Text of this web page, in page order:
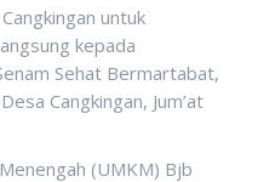
untuk
kepada
Sehat Bermartabat,
Cangkingan, Jum’at
(UMKM) Bjb